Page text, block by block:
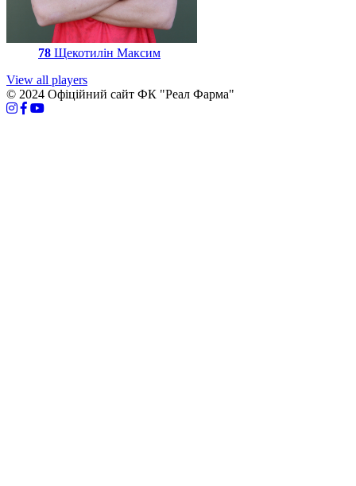
78 Щекотилін Максим
View all players
© 2024 Офіційний сайт ФК "Реал Фарма"